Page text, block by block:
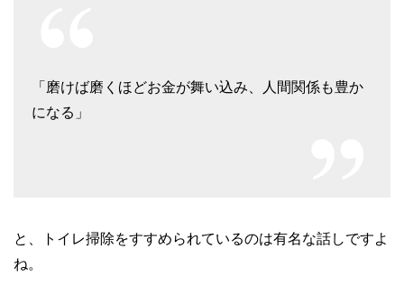
「磨けば磨くほどお金が舞い込み、人間関係も豊か
になる」
と、トイレ掃除をすすめられているのは有名な話しですよ
ね。